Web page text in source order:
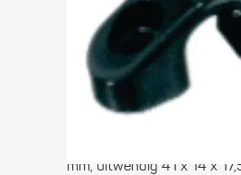
overloop
1,35
mm, uitwendig 41 x 14 x